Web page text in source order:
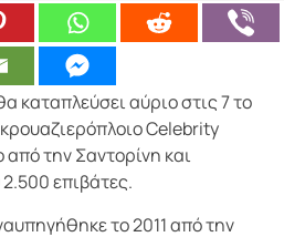
καταπλεύσει αύριο στις 7 το
Celebrity
την Σαντορίνη και
επιβάτες.
το 2011 από την